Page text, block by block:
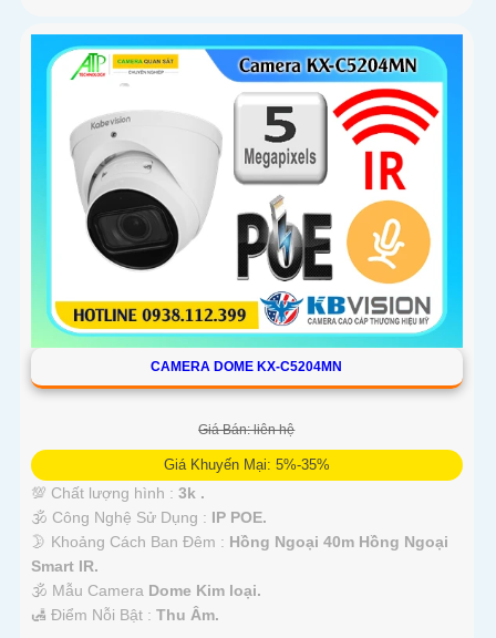
CAMERA DOME KX-C5204MN
Giá Bán: liên hệ
Giá Khuyến Mại: 5%-35%
💯 Chất lượng hình : 3k .
🕉️ Công Nghệ Sử Dụng : IP POE.
🌛 Khoảng Cách Ban Đêm : Hồng Ngoại 40m Hồng Ngoại
Smart IR.
🕉️ Mẫu Camera Dome Kim loại.
️🛃 Điểm Nỗi Bật : Thu Âm.